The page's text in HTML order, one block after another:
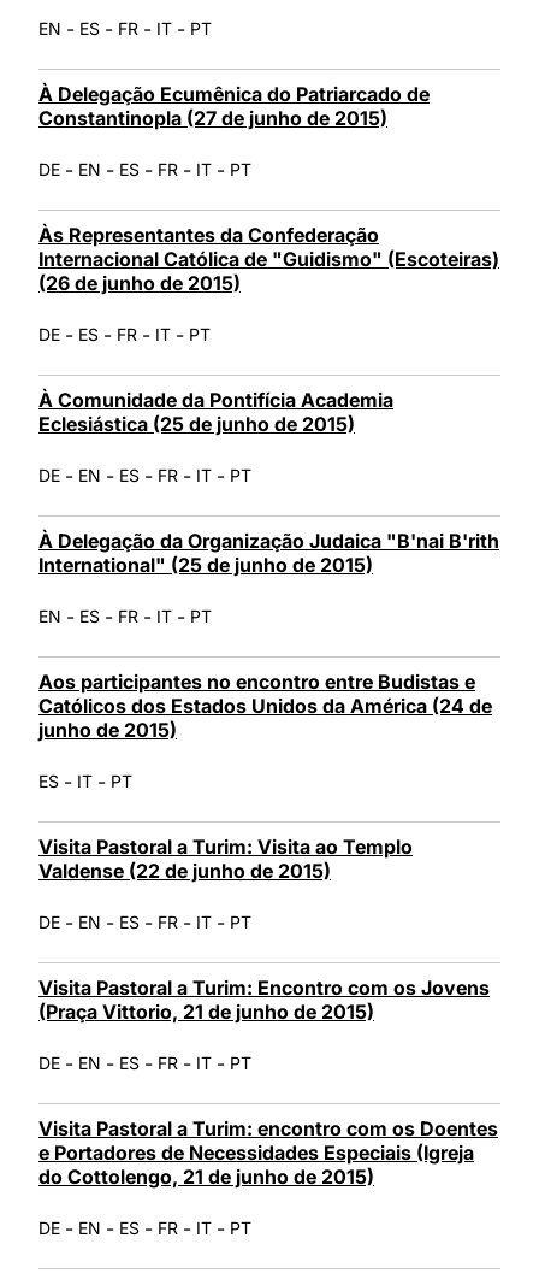
EN - ES - FR - IT - PT
À Delegação Ecumênica do Patriarcado de
Constantinopla (27 de junho de 2015)
DE - EN - ES - FR - IT - PT
Às Representantes da Confederação
Internacional Católica de "Guidismo" (Escoteiras)
(26 de junho de 2015)
DE - ES - FR - IT - PT
À Comunidade da Pontifícia Academia
Eclesiástica (25 de junho de 2015)
DE - EN - ES - FR - IT - PT
À Delegação da Organização Judaica "B'nai B'rith
International" (25 de junho de 2015)
EN - ES - FR - IT - PT
Aos participantes no encontro entre Budistas e
Católicos dos Estados Unidos da América (24 de
junho de 2015)
ES - IT - PT
Visita Pastoral a Turim: Visita ao Templo
Valdense (22 de junho de 2015)
DE - EN - ES - FR - IT - PT
Visita Pastoral a Turim: Encontro com os Jovens
(Praça Vittorio, 21 de junho de 2015)
DE - EN - ES - FR - IT - PT
Visita Pastoral a Turim: encontro com os Doentes
e Portadores de Necessidades Especiais (Igreja
do Cottolengo, 21 de junho de 2015)
DE - EN - ES - FR - IT - PT